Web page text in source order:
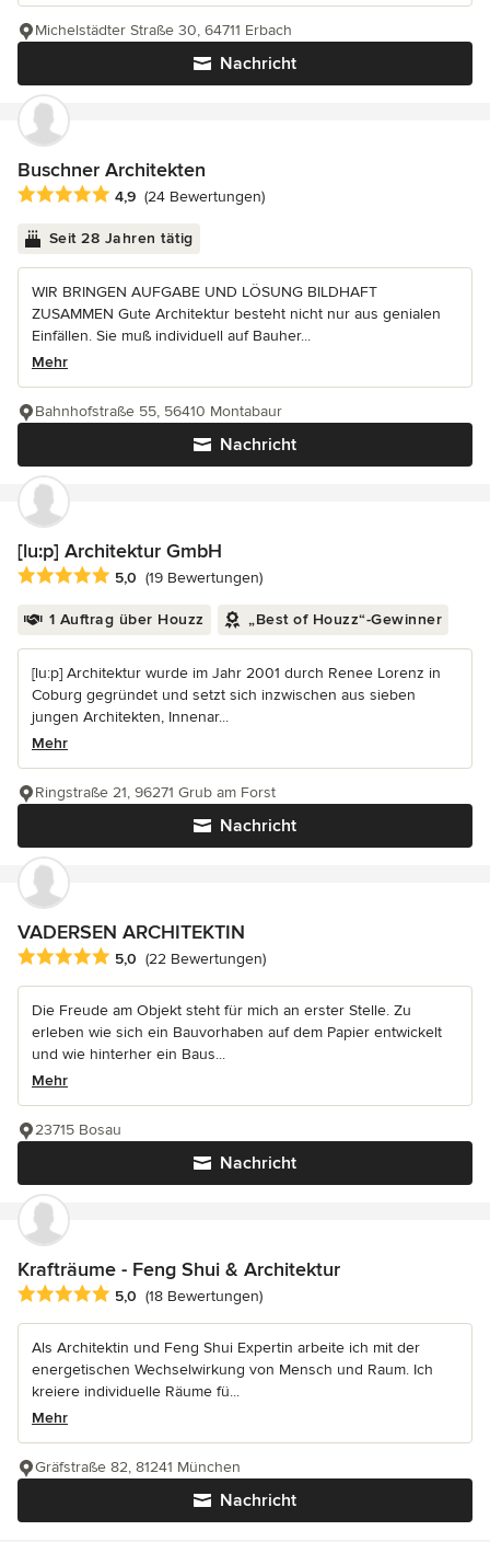
Nachricht
Michelstädter Straße 30, 64711 Erbach
Buschner Architekten
Durchschnittliche Bewertung: 4.9 von 5 Sternen
4,9 (24 Bewertungen)
Seit 28 Jahren tätig
WIR BRINGEN AUFGABE UND LÖSUNG BILDHAFT
ZUSAMMEN Gute Architektur besteht nicht nur aus genialen
Einfällen. Sie muß individuell auf Bauher...
Mehr
Nachricht
Bahnhofstraße 55, 56410 Montabaur
[lu:p] Architektur GmbH
Durchschnittliche Bewertung: 5 von 5 Sternen
5,0 (19 Bewertungen)
1 Auftrag über Houzz „Best of Houzz“-Gewinner
[lu:p] Architektur wurde im Jahr 2001 durch Renee Lorenz in
Coburg gegründet und setzt sich inzwischen aus sieben
jungen Architekten, Innenar...
Mehr
Nachricht
Ringstraße 21, 96271 Grub am Forst
VADERSEN ARCHITEKTIN
Durchschnittliche Bewertung: 5 von 5 Sternen
5,0 (22 Bewertungen)
Die Freude am Objekt steht für mich an erster Stelle. Zu
erleben wie sich ein Bauvorhaben auf dem Papier entwickelt
und wie hinterher ein Baus...
Mehr
Nachricht
23715 Bosau
Krafträume - Feng Shui & Architektur
Durchschnittliche Bewertung: 5 von 5 Sternen
5,0 (18 Bewertungen)
Als Architektin und Feng Shui Expertin arbeite ich mit der
energetischen Wechselwirkung von Mensch und Raum. Ich
kreiere individuelle Räume fü...
Mehr
Nachricht
Gräfstraße 82, 81241 München